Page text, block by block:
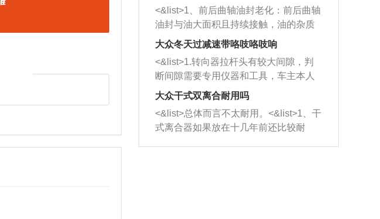
西取出来。但如果是因为积碳过多引起
的堵塞，就需要将三元催化器泡在草酸
洗剂对堵塞的情况得到解决，将清洗剂
放在燃油箱中，与燃油混合后，车辆启
动时，就可以和汽油一起进入到燃烧
室，最后形成废气排出，就可以让三元
催化器得到清洗，排气管堵塞的情况就
能够得到解决。
一圈半的练习，往右同样也要打相同的
圈数。 <&list>3、最后强调要反复练
习，这样就可以形成肌肉记忆，在真实
驾驶车辆时，不需要记忆也能打好方
向。
<&list>1、前后曲轴油封老化：前后曲轴
油封与油大面积且持续接触，油的杂质
和发动机内持续温度变化使其密封效果
逐渐减弱，导致渗油或漏油。<&list>2、
活塞间隙过大：积碳会使活塞环与缸体
的间隙扩大，导致机油流入燃烧室中，
造成烧机油。<&list>3、机油粘度。使用
机油粘度过小的话，同样会有烧机油现
象，机油粘度过小具有很好的流动性，
大众冬天过减速带咯吱咯吱响
<&list>1.转向器拉杆头有较大间隙，判
断间隙需要专用仪器和工具，车主本人
无法制作，需要将车辆送到修理厂或4s
店；<&list>2.车辆半轴套管防尘罩破
裂，破裂后会出现漏油现象，使半轴磨
损严重，磨损的半轴容易损坏，产生异
响；<&list>3.稳定器的转向胶套和球头
大众干式双离合耐用吗
<&list>总体而言不太耐用。<&list>1、干
式离合器如果放在十几年前还比较耐